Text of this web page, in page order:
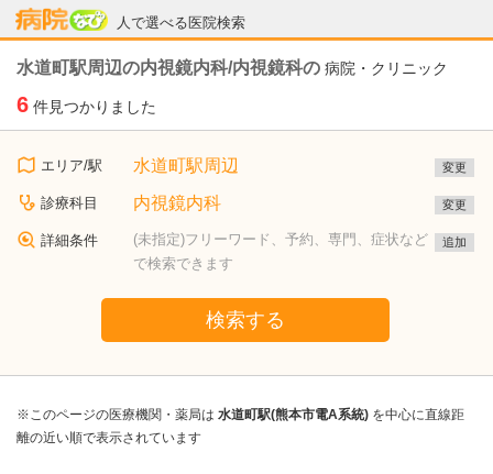
人で選べる医院検索
病院なび
水道町駅周辺の内視鏡内科/内視鏡科の 病院・クリニック
6 件見つかりました
エリア/駅 水道町駅周辺 変更
診療科目 内視鏡内科 変更
詳細条件
(未指定)フリーワード、予約、専門、症状など
で検索できます
追加
検索する
※このページの医療機関・薬局は 水道町駅(熊本市電A系統) を中心に直線距
離の近い順で表示されています